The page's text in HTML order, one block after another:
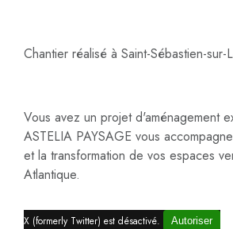
Chantier réalisé à Saint-Sébastien-sur-
Vous avez un projet d'aménagement
ASTELIA PAYSAGE vous
et la transformation de vos espaces
Atlantique.
X (formerly Twitter) est désactivé. Autoriser